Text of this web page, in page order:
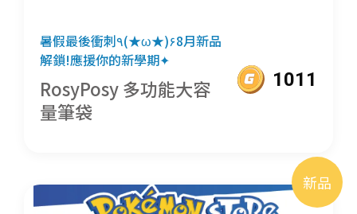
暑假最後衝刺٩(★ω★)۶8月新品
解鎖!應援你的新學期✦
RosyPosy 多功能大容
量筆袋
1011
新品